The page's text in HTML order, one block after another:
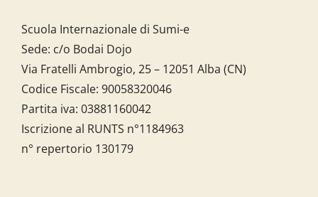
Scuola Internazionale di Sumi-e
Sede: c/o Bodai Dojo
Via Fratelli Ambrogio, 25 – 12051 Alba (CN)
Codice Fiscale: 90058320046
Partita iva: 03881160042
Iscrizione al RUNTS n°1184963
n° repertorio 130179